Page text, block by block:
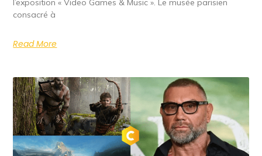
l’exposition « Video Games & Music ». Le musée parisien
consacré à
Read More